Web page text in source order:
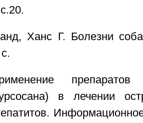
Ханс Г. Болезни
препаратов
в лечении